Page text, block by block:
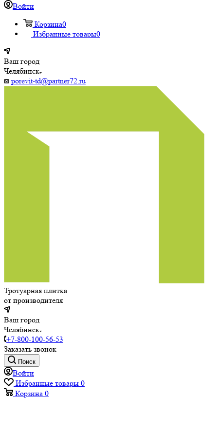
Войти
Корзина0
Избранные товары0
Ваш город
Челябинск
porevit-td@partner72.ru
Тротуарная плитка
от производителя
Ваш город
Челябинск
+7-800-100-56-53
Заказать звонок
Поиск
Войти
Избранные товары 0
Корзина 0